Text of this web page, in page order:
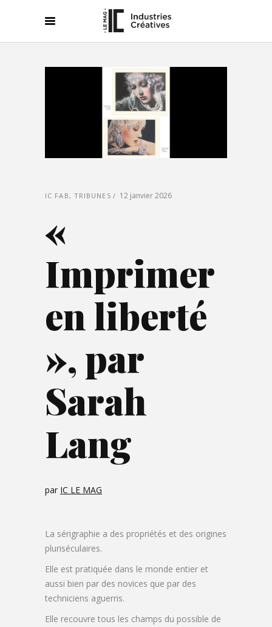
IC FAB, TRIBUNES 12 janvier 2026
«
Imprimer
en liberté
», par
Sarah
Lang
par IC LE MAG
La sérigraphie a des propriétés et des origines
pluriséculaires.
Elle est pratiquée dans le monde entier et
aussi bien par des novices que par des
techniciens aguerris.
Elle recouvre tous les champs du possible de